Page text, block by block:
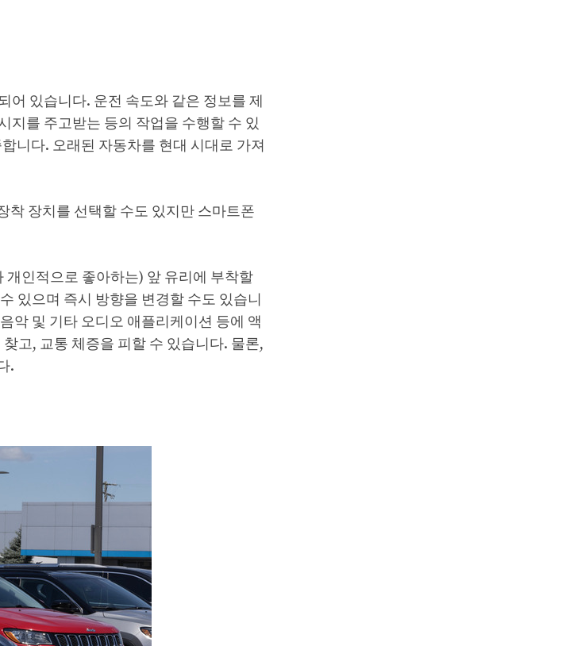
어 있습니다. 운전 속도와 같은 정보를 제
지를 주고받는 등의 작업을 수행할 수 있
니다. 오래된 자동차를 현대 시대로 가져
장치를 선택할 수도 있지만 스마트폰
인적으로 좋아하는) 앞 유리에 부착할
있으며 즉시 방향을 변경할 수도 있습니
악 및 기타 오디오 애플리케이션 등에 액
고, 교통 체증을 피할 수 있습니다. 물론,
.